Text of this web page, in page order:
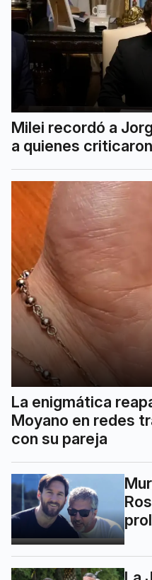
Milei recordó a
a quienes
La enigmática
Moyano en redes
con su pareja